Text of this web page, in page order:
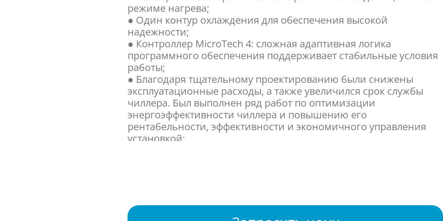
режиме нагрева;
● Один контур охлаждения для обеспечения высокой
надежности;
● Контроллер MicroTech 4: сложная адаптивная логика
программного обеспечения поддерживает стабильные условия
работы;
● Благодаря тщательному проектированию были снижены
эксплуатационные расходы, а также увеличился срок службы
чиллера. Был выполнен ряд работ по оптимизации
энергоэффективности чиллера и повышению его
рентабельности, эффективности и экономичного управления
установкой;
диапазона, в течение которого скорость вращения вентилятора